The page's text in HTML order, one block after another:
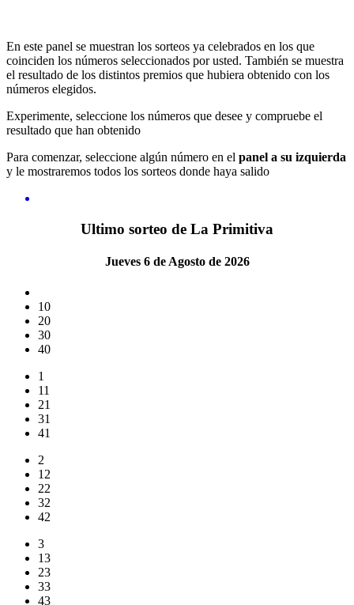
En este panel se muestran los sorteos ya celebrados en los que
coinciden los números seleccionados por usted. También se muestra
el resultado de los distintos premios que hubiera obtenido con los
números elegidos.
Experimente, seleccione los números que desee y compruebe el
resultado que han obtenido
Para comenzar, seleccione algún número en el panel a su izquierda
y le mostraremos todos los sorteos donde haya salido
Ultimo sorteo de La Primitiva
Jueves 6 de Agosto de 2026
10
20
30
40
1
11
21
31
41
2
12
22
32
42
3
13
23
33
43